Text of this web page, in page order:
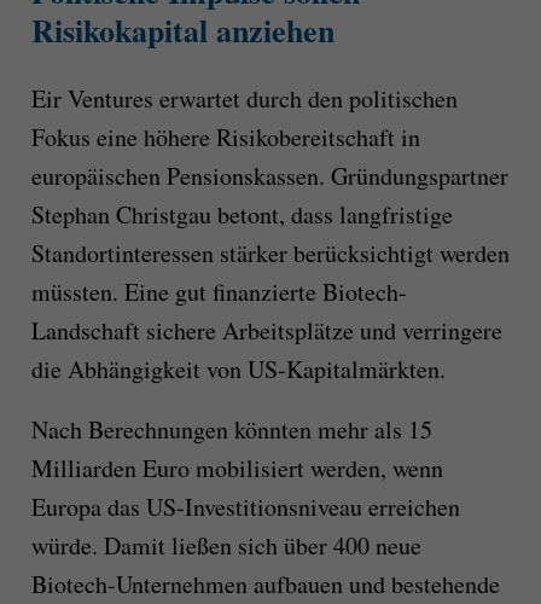
Risikokapital anziehen
Eir Ventures erwartet durch den politischen
Fokus eine höhere Risikobereitschaft in
europäischen Pensionskassen. Gründungspartner
Stephan Christgau betont, dass langfristige
Standortinteressen stärker berücksichtigt werden
müssten. Eine gut finanzierte Biotech-
Landschaft sichere Arbeitsplätze und verringere
die Abhängigkeit von US-Kapitalmärkten.
Nach Berechnungen könnten mehr als 15
Milliarden Euro mobilisiert werden, wenn
Europa das US-Investitionsniveau erreichen
würde. Damit ließen sich über 400 neue
Biotech-Unternehmen aufbauen und bestehende